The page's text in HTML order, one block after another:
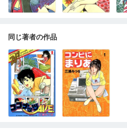
同じ著者の作品